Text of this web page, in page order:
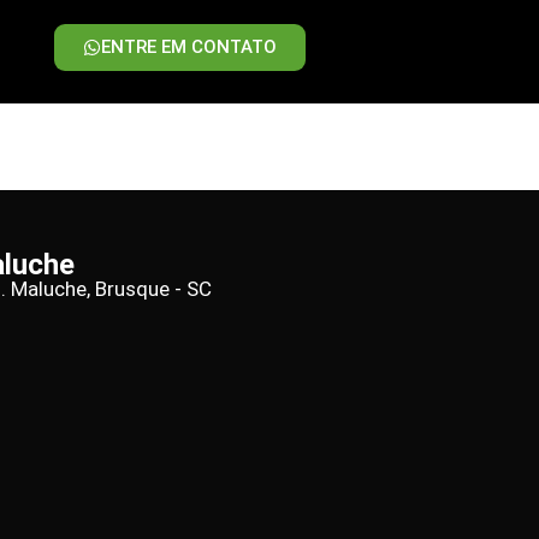
ENTRE EM CONTATO
Brusque - SC